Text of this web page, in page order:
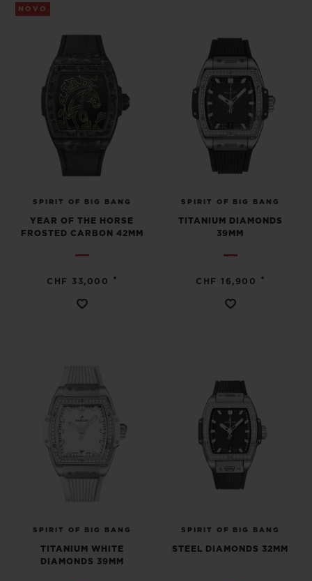
NOVO
SPIRIT OF BIG BANG
YEAR OF THE HORSE
FROSTED CARBON 42MM
CHF 33,000 •
SPIRIT OF BIG BANG
TITANIUM DIAMONDS
39MM
CHF 16,900 •
SPIRIT OF BIG BANG
TITANIUM WHITE
DIAMONDS 39MM
SPIRIT OF BIG BANG
STEEL DIAMONDS 32MM